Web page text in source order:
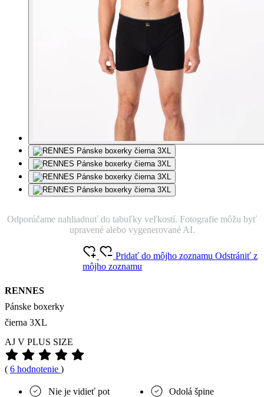
Odporúčame nahliadnuť do tabuľky veľkostí. Fotografie môžu byť
upravené alebo vygenerované AI.
RENNES
Pánske boxerky
čierna 3XL
Pridať do môjho zoznamuOdstrániť z
môjho zoznamu
AJ V PLUS SIZE
( 6 hodnotenie )
Nie je vidieť pot Odolá špine